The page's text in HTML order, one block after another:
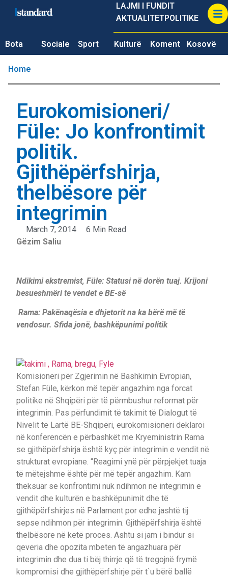
LAJMI I FUNDIT
AKTUALITETPOLITIKE
Bota Sociale Sport Kulturë Koment Kosovë
Home
Eurokomisioneri/
Füle: Jo konfrontimit
politik.
Gjithëpërfshirja,
thelbësore për
integrimin
March 7, 2014
6 Min Read
Gëzim Saliu
Ndikimi ekstremist, Füle: Statusi në dorën tuaj. Krijoni
besueshmëri te vendet e BE-së
Rama: Pakënaqësia e dhjetorit na ka bërë më të
vendosur. Sfida jonë, bashkëpunimi politik
Komisioneri për Zgjerimin në Bashkimin Evropian,
Stefan Füle, kërkon më tepër angazhim nga forcat
politike në Shqipëri për të përmbushur reformat për
integrimin. Pas përfundimit të takimit të Dialogut të
Nivelit të Lartë BE-Shqipëri, eurokomisioneri deklaroi
në konferencën e përbashkët me Kryeministrin Rama
se gjithëpërfshirja është kyç për integrimin e vendit në
strukturat evropiane. “Reagimi ynë për përpjekjet tuaja
të mëtejshme është për më tepër angazhim. Kam
theksuar se konfrontimi nuk ndihmon në integrimin e
vendit dhe kulturën e bashkëpunimit dhe të
gjithëpërfshirjes në Parlament por edhe jashtë tij
sepse ndihmon për integrimin. Gjithëpërfshirja është
thelbësore në këtë proces. Ashtu si jam i bindur si
qeveria dhe opozita mbeten të angazhuara për
integrimin dhe dua ti bëj thirrje që të tregojnë frymë
kompromisi dhe gjithëpërfshirje për t`u bërë ballë